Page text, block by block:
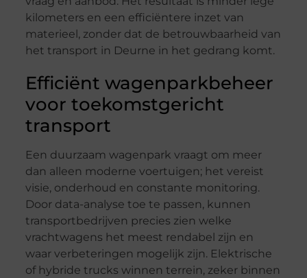
kilometers en een efficiëntere inzet van
materieel, zonder dat de betrouwbaarheid van
het transport in Deurne in het gedrang komt.
Efficiënt wagenparkbeheer
voor toekomstgericht
transport
Een duurzaam wagenpark vraagt om meer
dan alleen moderne voertuigen; het vereist
visie, onderhoud en constante monitoring.
Door data-analyse toe te passen, kunnen
transportbedrijven precies zien welke
vrachtwagens het meest rendabel zijn en
waar verbeteringen mogelijk zijn. Elektrische
of hybride trucks winnen terrein, zeker binnen